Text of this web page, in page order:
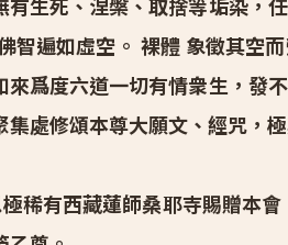
智遍如虛空。 裸體 象徵其空
來爲度六道一切有情衆生，發
集處修頌本尊大願文、經咒，
稀有西藏蓮師桑耶寺賜贈本